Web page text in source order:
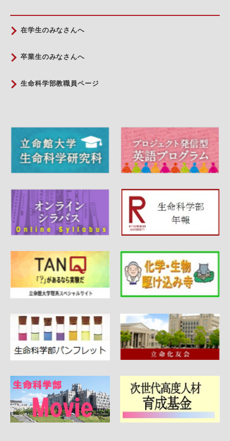
在学生のみなさんへ
卒業生のみなさんへ
生命科学部教職員ページ